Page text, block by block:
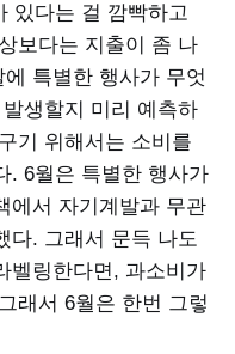
있다는 걸 깜빡하고
보다는 지출이 좀 나
특별한 행사가 무엇
생할지 미리 예측하
기 위해서는 소비를
. 6월은 특별한 행사가
에서 자기계발과 무관
다. 그래서 문득 나도
벨링한다면, 과소비가
래서 6월은 한번 그렇